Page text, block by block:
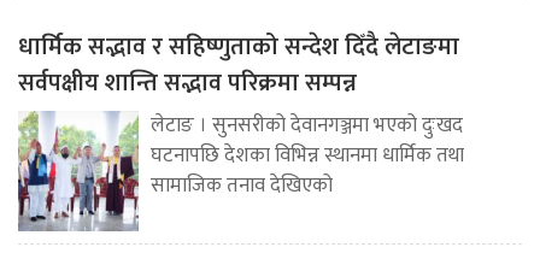
धार्मिक सद्भाव र सहिष्णुताको सन्देश दिँदै लेटाङमा
सर्वपक्षीय शान्ति सद्भाव परिक्रमा सम्पन्न
लेटाङ । सुनसरीको देवानगञ्जमा भएको दुःखद
घटनापछि देशका विभिन्न स्थानमा धार्मिक तथा
सामाजिक तनाव देखिएको